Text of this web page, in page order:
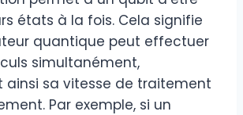
états à la fois. Cela signifie
quantique peut effectuer
simultanément,
sa vitesse de traitement
Par exemple, si un